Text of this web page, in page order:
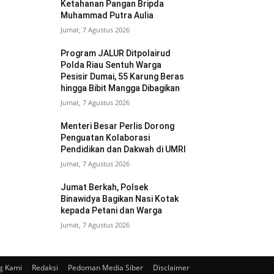
Ketahanan Pangan Bripda
Muhammad Putra Aulia
Jumat, 7 Agustus 2026
Program JALUR Ditpolairud
Polda Riau Sentuh Warga
Pesisir Dumai, 55 Karung Beras
hingga Bibit Mangga Dibagikan
Jumat, 7 Agustus 2026
Menteri Besar Perlis Dorong
Penguatan Kolaborasi
Pendidikan dan Dakwah di UMRI
Jumat, 7 Agustus 2026
Jumat Berkah, Polsek
Binawidya Bagikan Nasi Kotak
kepada Petani dan Warga
Jumat, 7 Agustus 2026
Kami Redaksi Pedoman Media Siber Disclaimer